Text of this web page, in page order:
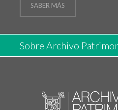
SABER MÁS
Sobre Archivo